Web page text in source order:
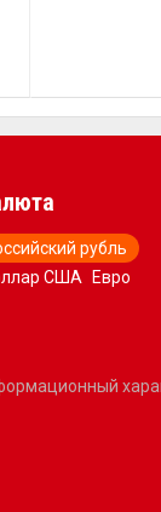
рубль
США
Евро